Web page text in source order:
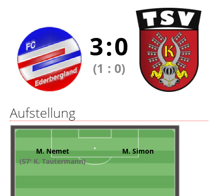
3:0
(1 : 0)
Aufstellung
M. Nemet
(57' K. Tautermann)
M. Simon